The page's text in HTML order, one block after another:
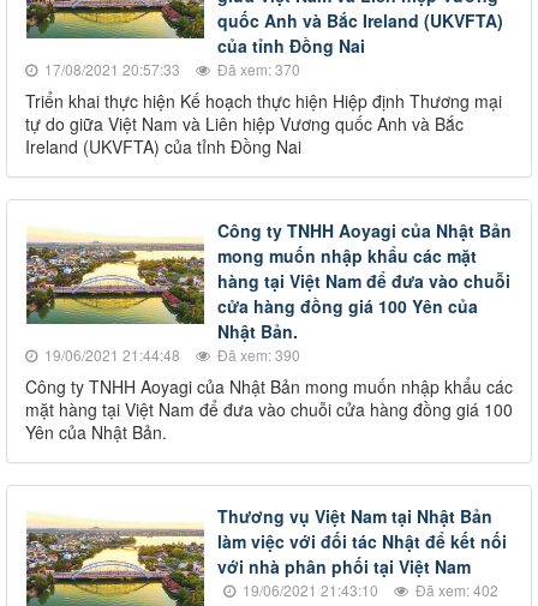
quốc Anh và Bắc Ireland (UKVFTA)
của tỉnh Đồng Nai
17/08/2021 20:57:33 Đã xem: 370
Triển khai thực hiện Kế hoạch thực hiện Hiệp định Thương mại
tự do giữa Việt Nam và Liên hiệp Vương quốc Anh và Bắc
Ireland (UKVFTA) của tỉnh Đồng Nai
Công ty TNHH Aoyagi của Nhật Bản
mong muốn nhập khẩu các mặt
hàng tại Việt Nam để đưa vào chuỗi
cửa hàng đồng giá 100 Yên của
Nhật Bản.
19/06/2021 21:44:48 Đã xem: 390
Công ty TNHH Aoyagi của Nhật Bản mong muốn nhập khẩu các
mặt hàng tại Việt Nam để đưa vào chuỗi cửa hàng đồng giá 100
Yên của Nhật Bản.
Thương vụ Việt Nam tại Nhật Bản
làm việc với đối tác Nhật để kết nối
với nhà phân phối tại Việt Nam
19/06/2021 21:43:10 Đã xem: 402